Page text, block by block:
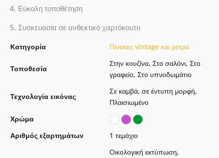
4. Εύκολη τοποθέτηση
5. Συσκευασία σε ανθεκτικό χαρτόκουτο
Κατηγορία Πίνακες vintage και ρετρό
Τοποθεσία
Στην κουζίνα, Στο σαλόνι, Στο
γραφείο, Στο υπνοδωμάτιο
Τεχνολογία εικόνας
Σε καμβά, σε έντυπη μορφή,
Πλαισιωμένο
Χρώμα
Αριθμός εξαρτημάτων
1 τεμάχιο
Οικολογική εκτύπωση,